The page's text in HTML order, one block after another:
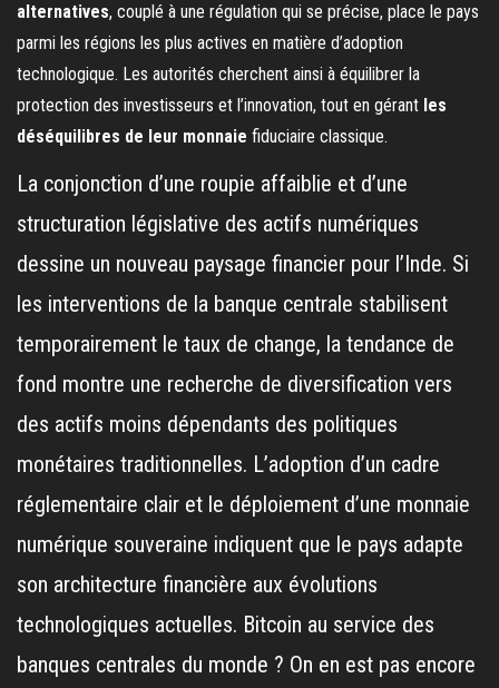
alternatives, couplé à une régulation qui se précise, place le pays
parmi les régions les plus actives en matière d’adoption
technologique. Les autorités cherchent ainsi à équilibrer la
protection des investisseurs et l’innovation, tout en gérant les
déséquilibres de leur monnaie fiduciaire classique.
La conjonction d’une roupie affaiblie et d’une
structuration législative des actifs numériques
dessine un nouveau paysage financier pour l’Inde. Si
les interventions de la banque centrale stabilisent
temporairement le taux de change, la tendance de
fond montre une recherche de diversification vers
des actifs moins dépendants des politiques
monétaires traditionnelles. L’adoption d’un cadre
réglementaire clair et le déploiement d’une monnaie
numérique souveraine indiquent que le pays adapte
son architecture financière aux évolutions
technologiques actuelles. Bitcoin au service des
banques centrales du monde ? On en est pas encore